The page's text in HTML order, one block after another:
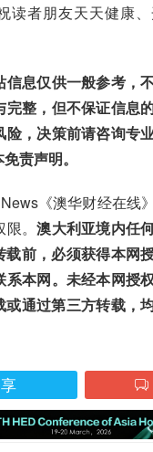
读者朋友天天健康
信息仅供一般参考，
完整，但不保证信息
险，决策前请咨询专
责声明。
《澳华财经在线
限。澳大利亚境内任
前，必须获得本网
系本网。未经本网授
通过第三方转载，
